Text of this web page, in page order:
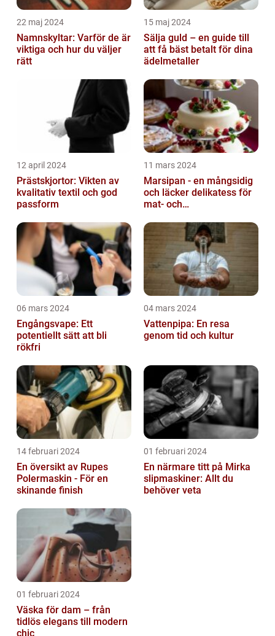
22 maj 2024
Namnskyltar: Varför de är
viktiga och hur du väljer
rätt
15 maj 2024
Sälja guld – en guide till
att få bäst betalt för dina
ädelmetaller
12 april 2024
Prästskjortor: Vikten av
kvalitativ textil och god
passform
11 mars 2024
Marsipan - en mångsidig
och läcker delikatess för
mat- och
06 mars 2024
Engångsvape: Ett
potentiellt sätt att bli
rökfri
04 mars 2024
Vattenpipa: En resa
genom tid och kultur
14 februari 2024
En översikt av Rupes
Polermaskin - För en
skinande finish
01 februari 2024
En närmare titt på Mirka
slipmaskiner: Allt du
behöver veta
01 februari 2024
Väska för dam – från
tidlös elegans till modern
chic